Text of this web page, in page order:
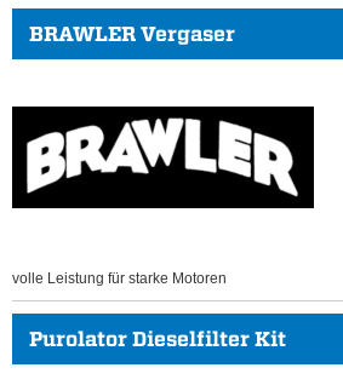
BRAWLER Vergaser
volle Leistung für starke Motoren
Purolator Dieselfilter Kit